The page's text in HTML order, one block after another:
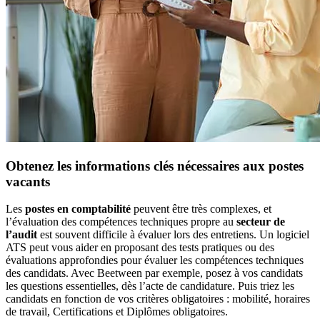
Obtenez les informations clés nécessaires aux postes
vacants
Les postes en comptabilité peuvent être très complexes, et
l’évaluation des compétences techniques propre au secteur de
l’audit est souvent difficile à évaluer lors des entretiens. Un logiciel
ATS peut vous aider en proposant des tests pratiques ou des
évaluations approfondies pour évaluer les compétences techniques
des candidats. Avec Beetween par exemple, posez à vos candidats
les questions essentielles, dès l’acte de candidature. Puis triez les
candidats en fonction de vos critères obligatoires : mobilité, horaires
de travail, Certifications et Diplômes obligatoires.